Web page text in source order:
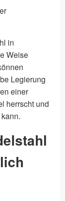
in
Weise
Legierung
einer
herrscht und